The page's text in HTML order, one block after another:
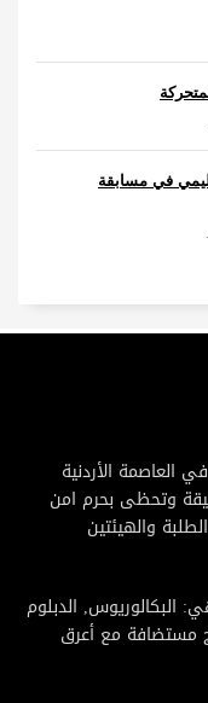
في مسابقة
الشرق الأوسط عام 2005 م في العاصمة الأردنية
عن مركز المدينة ما يقرب 15 دقيقة وتحظى بحرم امن
والهيئتين
أكاديمية هي: البكالوريوس, الدبلوم
مستضافة مع أعرق